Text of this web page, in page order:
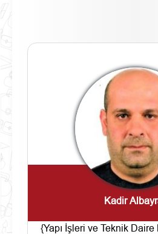
Kadir
{Yapı İşleri ve Teknik Daire